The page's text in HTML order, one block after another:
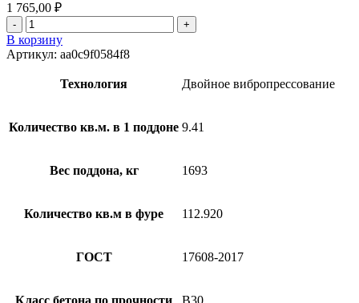
1 765,00 ₽
В корзину
Артикул: aa0c9f0584f8
Технология Двойное вибропрессование
Количество кв.м. в 1 поддоне 9.41
Вес поддона, кг 1693
Количество кв.м в фуре 112.920
ГОСТ 17608-2017